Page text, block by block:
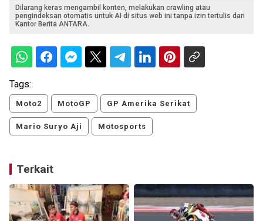
Dilarang keras mengambil konten, melakukan crawling atau
pengindeksan otomatis untuk AI di situs web ini tanpa izin tertulis dari
Kantor Berita ANTARA.
Tags:
Moto2 MotoGP GP Amerika Serikat
Mario Suryo Aji Motosports
Terkait